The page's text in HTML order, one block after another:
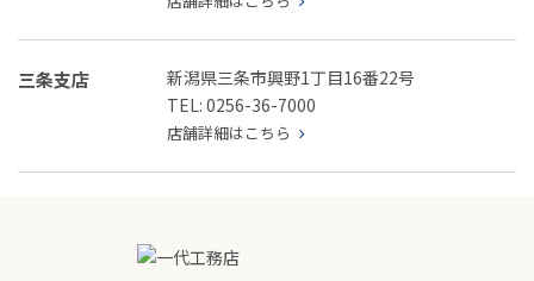
三条支店
新潟県三条市興野1丁目16番22号
TEL: 0256-36-7000
店舗詳細はこちら